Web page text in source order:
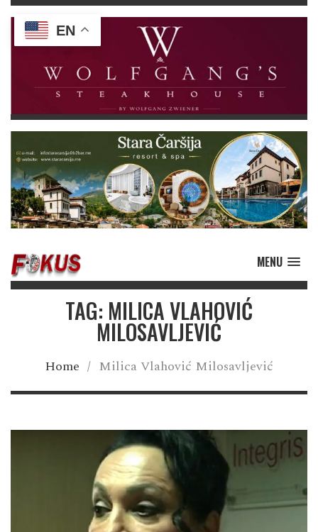
MENU
TAG: MILICA VLAHOVIĆ
MILOSAVLJEVIĆ
Home / Milica Vlahović Milosavljević
EN